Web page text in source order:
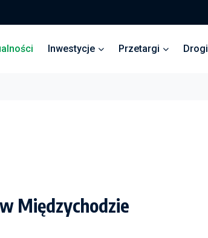
Inwestycje Przetargi Drogi
Międzychodzie